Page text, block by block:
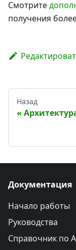
Смотрите
получения
Назад
Документация
Начало работы
Руководства
Справочник по